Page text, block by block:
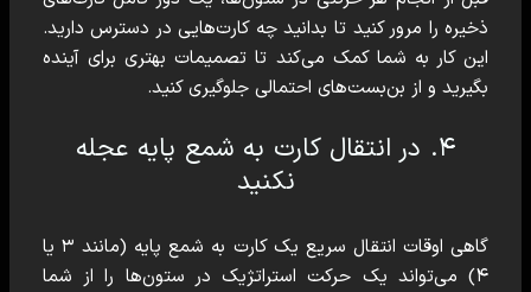
ذخیره را مرور کنید تا بدانید چه کارت‌هایی در دسترس دارید.
این کار به شما کمک می‌کند تا تصمیمات بهتری برای آینده
بگیرید و از بن‌بست‌های احتمالی جلوگیری کنید.
۴. در انتقال کارت به شمع پایه عجله
نکنید
گاهی اوقات انتقال سریع یک کارت به شمع پایه (مانند ۳ یا
۴) می‌تواند یک حرکت استراتژیک در ستون‌ها را از شما